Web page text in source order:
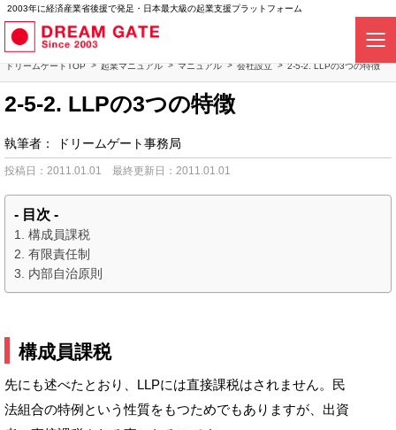
2003年に経済産業省後援で発足・日本最大級の起業支援プラットフォーム
ドリームゲートTOP 起業マニュアル マニュアル 会社設立 2-5-2. LLPの3つの特徴
2-5-2. LLPの3つの特徴
執筆者： ドリームゲート事務局
投稿日：2011.01.01 最終更新日：2011.01.01
- 目次 -
構成員課税
有限責任制
内部自治原則
構成員課税
先にも述べたとおり、LLPには直接課税はされません。民
法組合の特例という性質をもつためでもありますが、出資